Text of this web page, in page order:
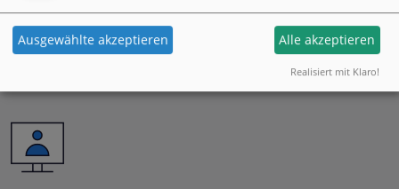
Ausgewählte akzeptieren Alle akzeptieren
Realisiert mit Klaro!